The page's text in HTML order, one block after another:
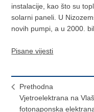
instalacije, kao što su
solarni paneli. U
novih pumpi, a u 2000.
Pisane vijesti
Prethodna
Vjetroelektrana na
fotonaponska